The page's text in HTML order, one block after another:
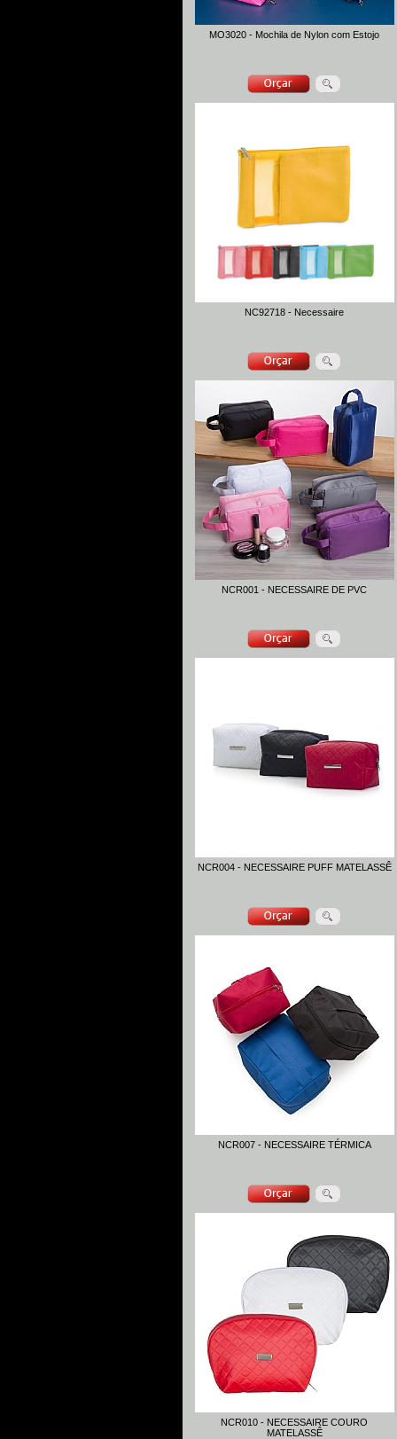
MO3020 - Mochila de Nylon com Estojo
NC92718 - Necessaire
NCR001 - NECESSAIRE DE PVC
NCR004 - NECESSAIRE PUFF MATELASSÊ
NCR007 - NECESSAIRE TÉRMICA
NCR010 - NECESSAIRE COURO
MATELASSÊ